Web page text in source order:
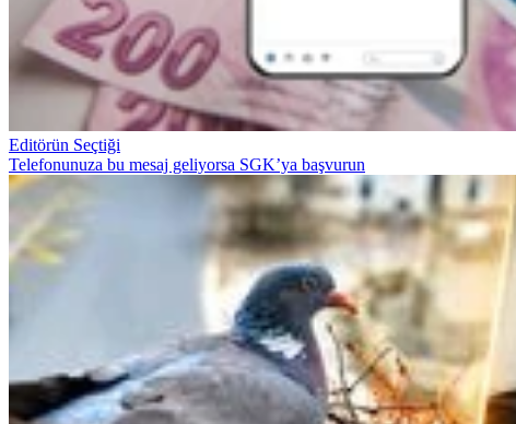
Editörün Seçtiği
Telefonunuza bu mesaj geliyorsa SGK’ya başvurun